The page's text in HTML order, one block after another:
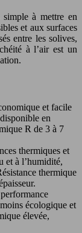
à mettre en
et aux surfaces
entre les solives,
à l’air est un
et facile
en
R de 3 à 7
thermiques et
et à l’humidité,
thermique
écologique et
élevée,